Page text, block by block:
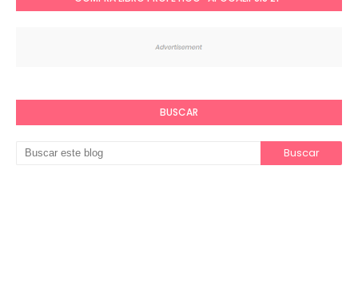
BUSCAR